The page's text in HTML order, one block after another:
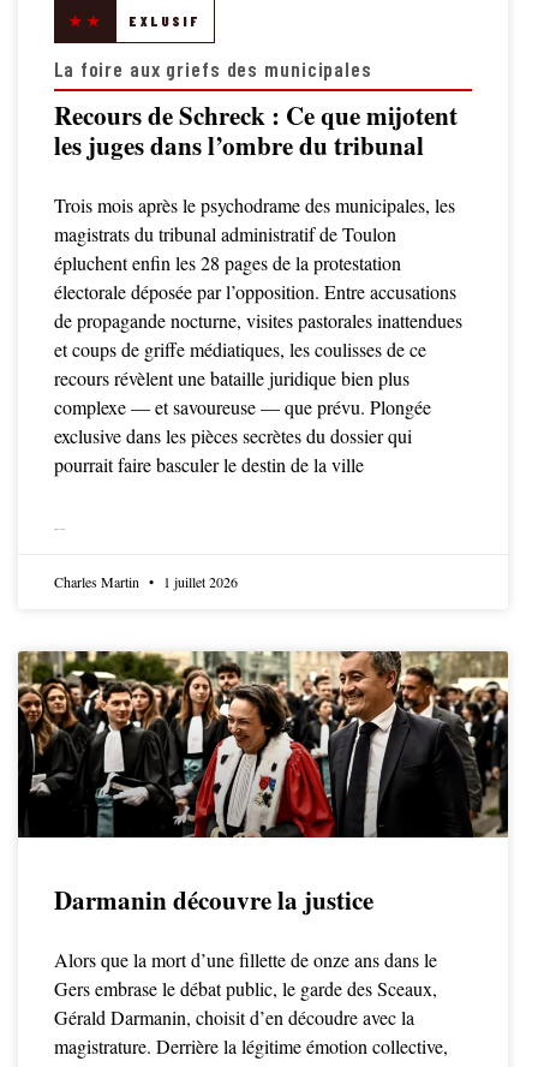
★★ EXLUSIF
La foire aux griefs des municipales
Recours de Schreck : Ce que mijotent
les juges dans l’ombre du tribunal
Trois mois après le psychodrame des municipales, les
magistrats du tribunal administratif de Toulon
épluchent enfin les 28 pages de la protestation
électorale déposée par l’opposition. Entre accusations
de propagande nocturne, visites pastorales inattendues
et coups de griffe médiatiques, les coulisses de ce
recours révèlent une bataille juridique bien plus
complexe — et savoureuse — que prévu. Plongée
exclusive dans les pièces secrètes du dossier qui
pourrait faire basculer le destin de la ville
Charles Martin 1 juillet 2026
Darmanin découvre la justice
Alors que la mort d’une fillette de onze ans dans le
Gers embrase le débat public, le garde des Sceaux,
Gérald Darmanin, choisit d’en découdre avec la
magistrature. Derrière la légitime émotion collective,